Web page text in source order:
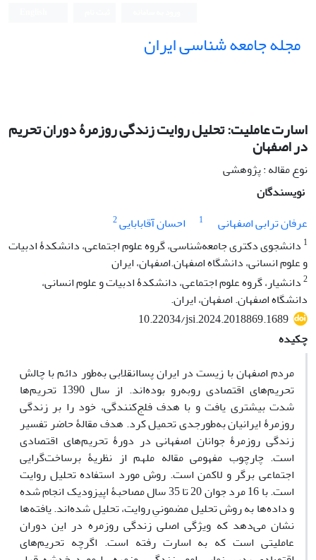
مجله جامعه شناسی ایران
اسارت عاملیت: تحلیل روایت زندگی روزمرۀ دوران تحریم
در اصفهان
نوع مقاله : پژوهشی
نویسندگان
عرفان ترابی اصفهانی
1 احسان آقابابایی2
1 دانشجوی دکتری جامعه‌شناسی، گروه علوم اجتماعی، دانشکدۀ ادبیات
و علوم انسانی، دانشگاه اصفهان.اصفهان، ایران
2دانشیار، گروه علوم اجتماعی، دانشکدۀ ادبیات و علوم انسانی،
دانشگاه اصفهان. اصفهان، ایران.
10.22034/jsi.2024.2018869.1689
چکیده
مردم اصفهان با زیست در ایران پساانقلابی به‌طور دائم با چالش
تحریم‌های اقتصادی روبه‌رو بوده‌اند. از سال 1390 تحریم‌ها
شدت بیشتری یافت و با هدف فلج‌کنندگی، خود را بر زندگی
روزمرۀ ایرانیان به‌طورجدی تحمیل کرد. هدف مقالۀ حاضر تفسیر
زندگی روزمرۀ جوانان اصفهانی در دورۀ تحریم‌های اقتصادی
است. چارچوب مفهومی مقاله ملهم از نظریۀ برساخت‌گرایی
اجتماعی برگر و لاکمن است. روش مورد استفاده تحلیل روایت
است. با 16 مرد جوان 20 تا 35 سال مصاحبۀ اپیزودیک انجام شده
و داده‌ها به روش تحلیل مضمونیِ روایت، تحلیل شده‌اند. یافته‌ها
نشان می‌دهد که ویژگی اصلی زندگی روزمره در این دوران
عاملیتی است که به اسارت رفته است. اگرچه تحریم‌های